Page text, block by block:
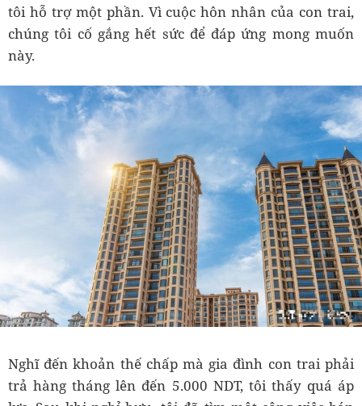
tôi hỗ trợ một phần. Vì cuộc hôn nhân của con trai,
chúng tôi cố gắng hết sức để đáp ứng mong muốn
này.
Nghĩ đến khoản thế chấp mà gia đình con trai phải
trả hàng tháng lên đến 5.000 NDT, tôi thấy quá áp